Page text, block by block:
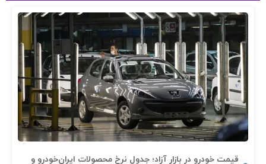
قیمت خودرو در بازار آزاد؛ جدول نرخ محصولات ایران‌خودرو و